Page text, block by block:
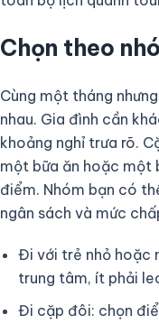
Chọn theo
Cùng một tháng
nhau. Gia đình cần
khoảng nghỉ trưa rõ.
một bữa ăn hoặc một
điểm. Nhóm bạn có
ngân sách và mức
Đi với trẻ nhỏ hoặc
trung tâm, ít phải
Đi cặp đôi: chọn